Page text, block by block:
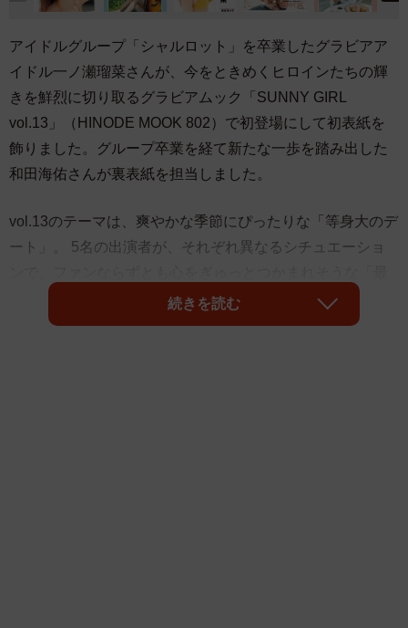
アイドルグループ「シャルロット」を卒業したグラビアア
イドル一ノ瀬瑠菜さんが、今をときめくヒロインたちの輝
きを鮮烈に切り取るグラビアムック「SUNNY GIRL
vol.13」（HINODE MOOK 802）で初登場にして初表紙を
飾りました。グループ卒業を経て新たな一歩を踏み出した
和田海佑さんが裏表紙を担当しました。
vol.13のテーマは、爽やかな季節にぴったりな「等身大のデ
ート」。 5名の出演者が、それぞれ異なるシチュエーショ
高の可愛さ」を披露しています。
続きを読む